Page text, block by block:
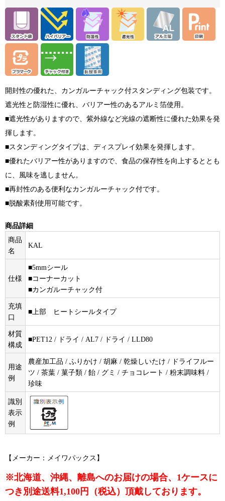
開封性の優れた、カンガルーチャック付スタンディング包装です。
遮光性と防湿性に優れ、バリアー性のあるアルミ箔使用。
■遮光性がありますので、紫外線など光線の遮断性に優れた効果を発
揮します。
■スタンディングタイプは、ディスプレイ効果を発揮します。
■優れたバリアー性がありますので、食品の保存性を向上するととも
に、風味を逃しません。
■再封性のある便利なカンガルーチャック付です。
■脱酸素剤使用可能です。
商品詳細
商品
名
KAL
仕様
■5mmシール
■コーナーカット
■カンガルーチャック付
充填
口
■上部 ヒートシールタイプ
材質
構成
■PET12 / ドライ / AL7 / ドライ / LLD80
用途
例
農産加工品 / ふりかけ / 胡麻 / 乾燥しいたけ / ドライフルー
ツ / 茶葉 / 菓子類 / 飴 / グミ / チョコレート / 粉末調味料 /
珍味
識別
表示
例
【メーカー：メイワパックス】
※北海道、沖縄、離島へのお届けの場合、1ケースに
つき別途送料1,100円（税込）頂戴しております。